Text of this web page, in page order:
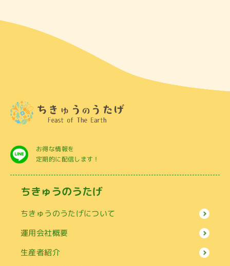
お得な情報を
定期的に配信します！
ちきゅうのうたげ
ちきゅうのうたげについて
運用会社概要
生産者紹介